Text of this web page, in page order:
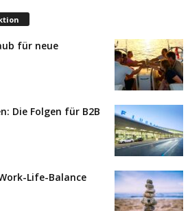
für neue
Die Folgen für B2B
Life-Balance